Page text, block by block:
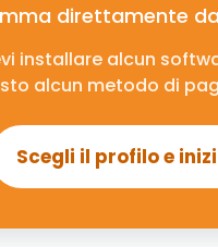
direttamente
installare alcun
alcun metodo di
Scegli il profilo e